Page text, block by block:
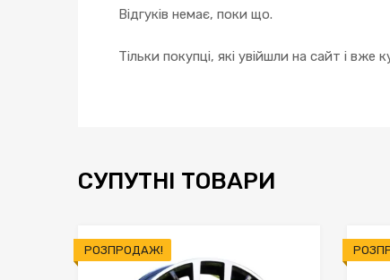
Відгуків немає, поки що.
Тільки покупці, які увійшли на сайт і
СУПУТНІ ТОВАРИ
РОЗПРОДАЖ!